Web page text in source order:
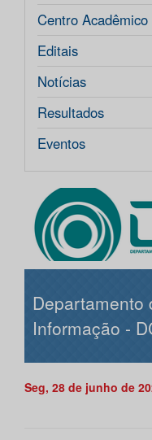
Centro
Editais
Notícias
Resultados
Eventos
Departamento
Informação -
Seg, 28 de junho de